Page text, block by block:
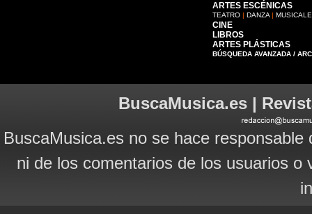
ARTES ESCÉNICAS
TEATRO | DANZA |
CINE
LIBROS
ARTES PLÁSTICAS
BÚSQUEDA AVANZADA /
BuscaMusica.es |
BuscaMusica.es no se hace
ni de los comentarios de los usuarios